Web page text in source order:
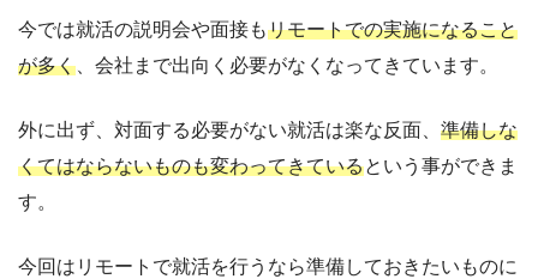
今では就活の説明会や面接もリモートでの実施になること
が多く、会社まで出向く必要がなくなってきています。
外に出ず、対面する必要がない就活は楽な反面、 準備しな
くてはならないものも変わってきているという事ができま
す。
今回はリモートで就活を行うなら準備しておきたいものに